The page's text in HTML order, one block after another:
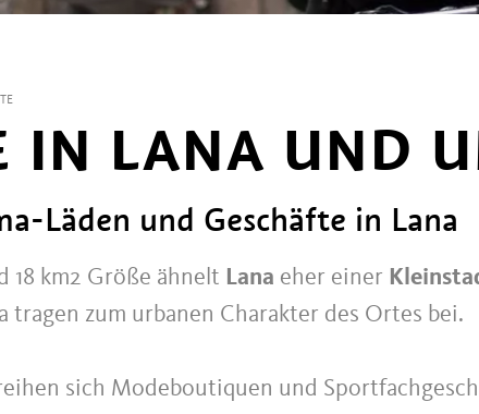
IN LANA UND
Läden und Geschäfte in Lana
km2 Größe ähnelt Lana eher einer
tragen zum urbanen Charakter des Ortes bei.
sich Modeboutiquen und